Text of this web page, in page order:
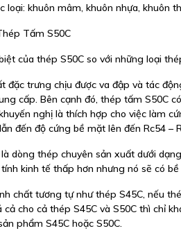
loại: khuôn mâm, khuôn nhựa, khuôn
Tấm S50C
của thép S50C so với những loại
đặc trưng chịu được va đập và tác
cấp. Bên cạnh đó, thép tấm S50C
nghị là thích hợp cho việc làm
đến độ cứng bề mặt lên đến Rc54
dòng thép chuyên sản xuất dưới
kinh tế thấp hơn nhưng nó sẽ có
chất tương tự như thép S45C, nếu
cả cho cả thép S45C và S50C thì chỉ
phẩm S45C hoặc S50C.